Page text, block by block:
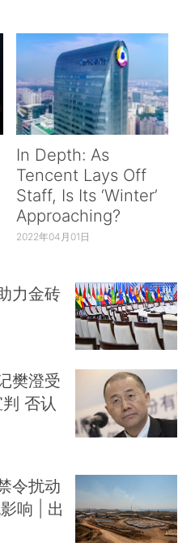
In Depth: As
Tencent Lays Off
Staff, Is Its ‘Winter’
Approaching?
2022年04月01日
力金砖
樊澄受
否认
令扰动
响 | 出